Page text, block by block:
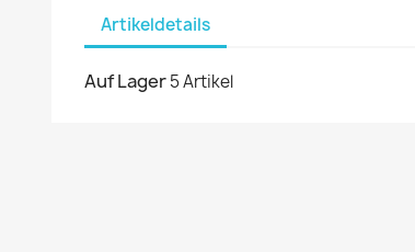
Artikeldetails
Auf Lager5 Artikel